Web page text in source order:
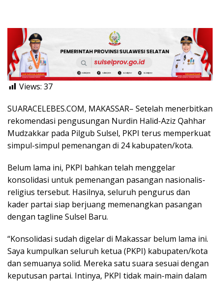
Views: 37
SUARACELEBES.COM, MAKASSAR– Setelah menerbitkan
rekomendasi pengusungan Nurdin Halid-Aziz Qahhar
Mudzakkar pada Pilgub Sulsel, PKPI terus memperkuat
simpul-simpul pemenangan di 24 kabupaten/kota.
Belum lama ini, PKPI bahkan telah menggelar
konsolidasi untuk pemenangan pasangan nasionalis-
religius tersebut. Hasilnya, seluruh pengurus dan
kader partai siap berjuang memenangkan pasangan
dengan tagline Sulsel Baru.
“Konsolidasi sudah digelar di Makassar belum lama ini.
Saya kumpulkan seluruh ketua (PKPI) kabupaten/kota
dan semuanya solid. Mereka satu suara sesuai dengan
keputusan partai. Intinya, PKPI tidak main-main dalam